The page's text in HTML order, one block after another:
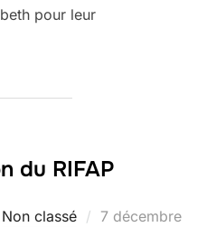
pour leur
du RIFAP
Non classé
Publié
7 décembre